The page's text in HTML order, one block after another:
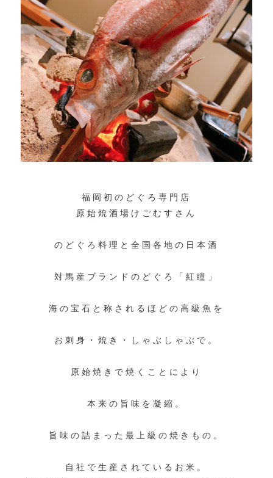
福岡初のどぐろ専門店
原始焼酒場けごむすさん
のどぐろ料理と全国各地の日本酒
対馬産ブランドのどぐろ「紅瞳」
海の宝石と称されるほどの高級魚を
お刺身・焼き・しゃぶしゃぶで。
原始焼きで焼くことにより
本来の旨味を凝縮。
旨味の詰まった最上級の焼きもの。
自社で生産されているお米。